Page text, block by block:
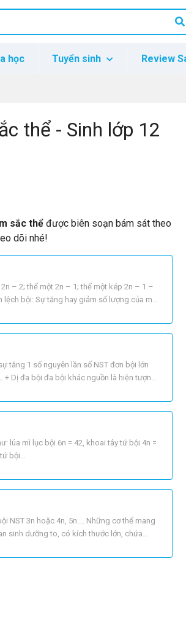
học Tuyển sinh Review
thể - Sinh lớp 12
sắc thể được biên soạn bám sát theo
dõi nhé!
– 2; thể một 2n – 1; thể một kép 2n – 1 –
lệch bội: Sự tăng hay giảm số lượng của một
tăng 1 số nguyên lần số NST đơn bội lớn
+ Dị đa bội đa bội khác nguồn là hiện tượng
lúa mì lục bội 6n = 42, khoai tây tứ bội 4n =
tứ bội…
NST 3n hoặc 4n, 5n.... Những cơ thể mang
sinh dưỡng to, có kích thước lớn, chứa